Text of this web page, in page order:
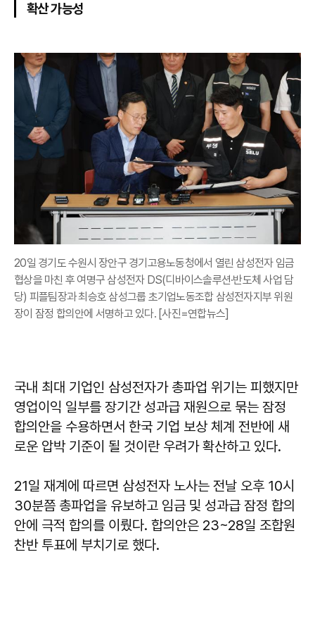
확산 가능성
20일 경기도 수원시 장안구 경기고용노동청에서 열린 삼성전자 임금
협상을 마친 후 여명구 삼성전자 DS(디바이스솔루션·반도체 사업 담
당) 피플팀장과 최승호 삼성그룹 초기업노동조합 삼성전자지부 위원
장이 잠정 합의안에 서명하고 있다. [사진=연합뉴스]
국내 최대 기업인 삼성전자가 총파업 위기는 피했지만
영업이익 일부를 장기간 성과급 재원으로 묶는 잠정
합의안을 수용하면서 한국 기업 보상 체계 전반에 새
로운 압박 기준이 될 것이란 우려가 확산하고 있다.
21일 재계에 따르면 삼성전자 노사는 전날 오후 10시
30분쯤 총파업을 유보하고 임금 및 성과급 잠정 합의
안에 극적 합의를 이뤘다. 합의안은 23~28일 조합원
찬반 투표에 부치기로 했다.